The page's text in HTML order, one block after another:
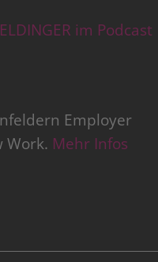
im Podcast
Employer
Work. Mehr Infos